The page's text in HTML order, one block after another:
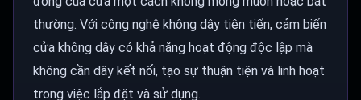
thường. Với công nghệ không dây tiên tiến, cảm biến
cửa không dây có khả năng hoạt động độc lập mà
không cần dây kết nối, tạo sự thuận tiện và linh hoạt
trong việc lắp đặt và sử dụng.